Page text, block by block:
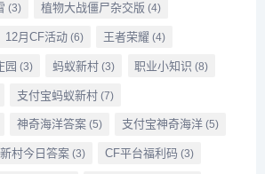
(3) 植物大战僵尸杂交版 (4)
12月CF活动(6) 王者荣耀 (4)
园 (3) 蚂蚁新村 (3) 职业小知识 (8)
支付宝蚂蚁新村(7)
神奇海洋答案(5) 支付宝神奇海洋 (5)
村今日答案(3) CF平台福利码 (3)